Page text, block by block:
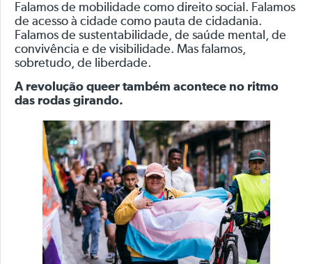
Falamos de mobilidade como direito social. Falamos
de acesso à cidade como pauta de cidadania.
Falamos de sustentabilidade, de saúde mental, de
convivência e de visibilidade. Mas falamos,
sobretudo, de liberdade.
A revolução queer também acontece no ritmo
das rodas girando.